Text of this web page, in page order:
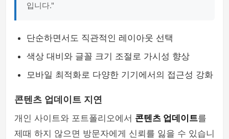
입니다."
단순하면서도 직관적인 레이아웃 선택
색상 대비와 글꼴 크기 조절로 가시성 향상
모바일 최적화로 다양한 기기에서의 접근성 강화
콘텐츠 업데이트 지연
개인 사이트와 포트폴리오에서 콘텐츠 업데이트를
제때 하지 않으면 방문자에게 신뢰를 잃을 수 있습니